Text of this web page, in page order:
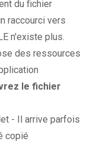
du fichier
raccourci vers
n'existe plus.
des ressources
le fichier
- Il arrive parfois
copié